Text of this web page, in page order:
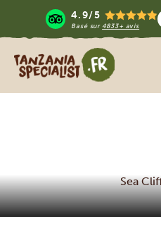
4.9/5
Basé sur 4833+ avis
Tanzania Specialist
Sea